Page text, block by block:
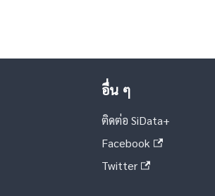
อื่น ๆ
ติดต่อ SiData+
Facebook
Twitter